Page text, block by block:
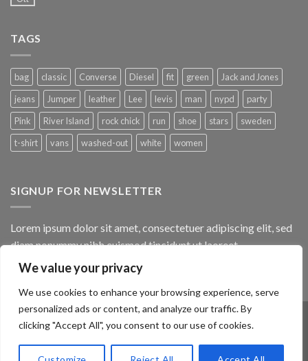
We value your privacy
We use cookies to enhance your browsing experience, serve
personalized ads or content, and analyze our traffic. By
clicking "Accept All", you consent to our use of cookies.
TAGS
bag classic Converse Diesel fit green
Jack and Jones
jeans
Jumper leather Lee levis man nypd
party
Pink
River Island rock chick run shoe stars
sweden
t-shirt
vans washed-out white women
SIGNUP FOR NEWSLETTER
Lorem ipsum dolor sit amet, consectetuer adipiscing elit, sed
diam nonummy nibh euismod tincidunt ut laoreet.
(insert contact form here)